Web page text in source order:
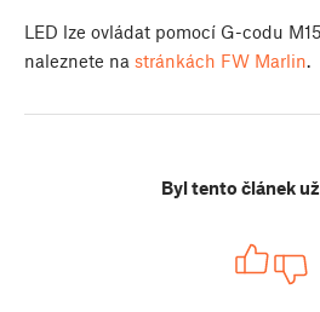
LED lze ovládat pomocí G-codu
naleznete na stránkách FW Marlin.
Byl tento článek